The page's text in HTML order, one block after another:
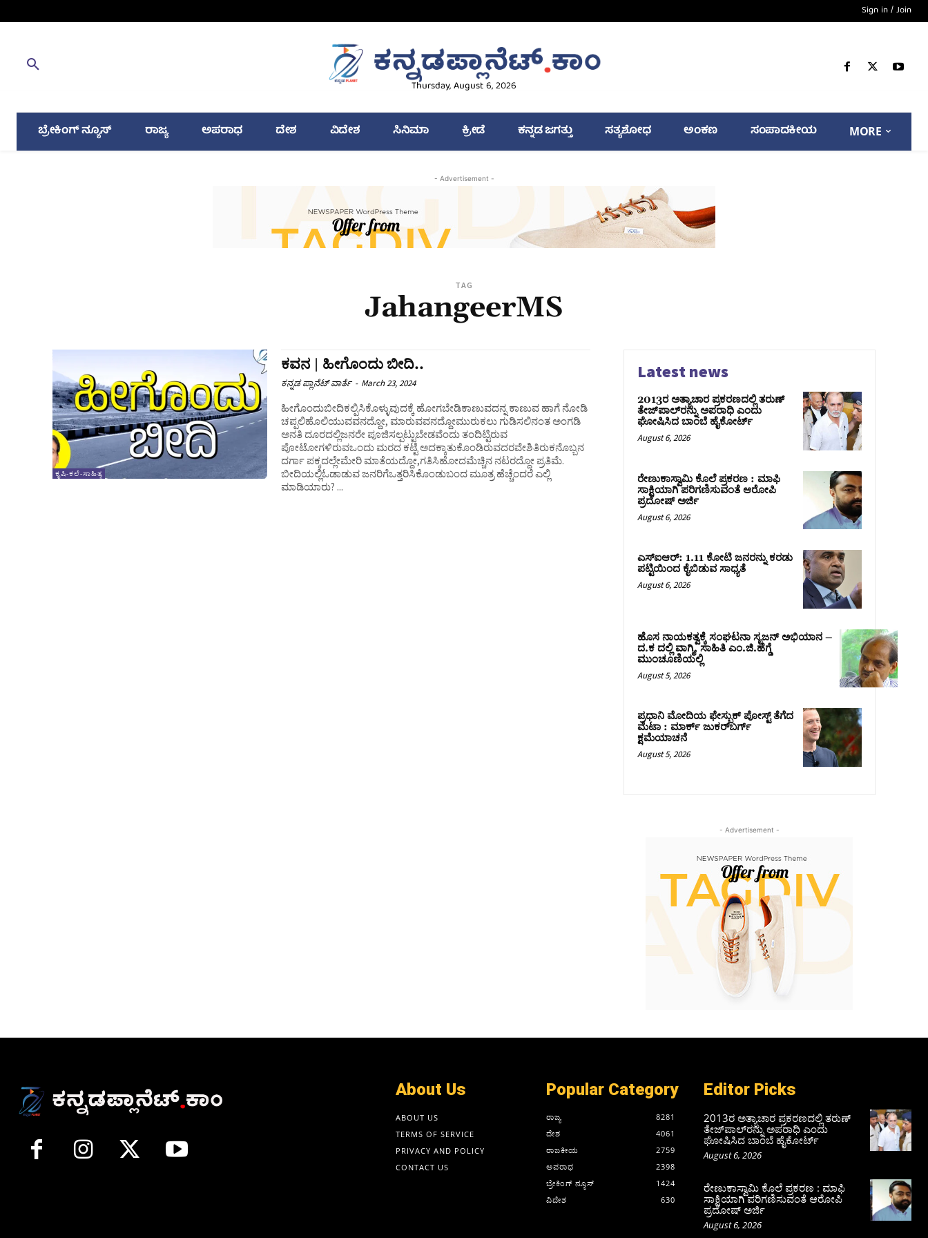
Sign in / Join
Thursday, August 6, 2026
ಬ್ರೇಕಿಂಗ್ ನ್ಯೂಸ್ ರಾಜ್ಯ ಅಪರಾಧ ದೇಶ ವಿದೇಶ ಸಿನಿಮಾ ಕ್ರೀಡೆ ಕನ್ನಡ ಜಗತ್ತು ಸತ್ಯಶೋಧ ಅಂಕಣ ಸಂಪಾದಕೀಯ MORE
- Advertisement -
TAG
JahangeerMS
ಕೃಷಿ-ಕಲೆ-ಸಾಹಿತ್ಯ
ಕವನ | ಹೀಗೊಂದು ಬೀದಿ..
ಕನ್ನಡ ಪ್ಲಾನೆಟ್ ವಾರ್ತೆ - March 23, 2024
ಹೀಗೊಂದುಬೀದಿಕಲ್ಪಿಸಿಕೊಳ್ಳುವುದಕ್ಕೆ ಹೋಗಬೇಡಿಕಾಣುವದನ್ನ ಕಾಣುವ ಹಾಗೆ ನೋಡಿ
ಚಪ್ಪಲಿಹೊಲಿಯುವವನದ್ದೋ, ಮಾರುವವನದ್ದೋಮುರುಕಲು ಗುಡಿಸಲಿನಂತ ಅಂಗಡಿ
ಅನತಿ ದೂರದಲ್ಲಿಜನರೇ ಪೂಜಿಸಲ್ಪಟ್ಟುಬೇಡವೆಂದು ತಂದಿಟ್ಟಿರುವ
ಪೋಟೋಗಳಿರುವಒಂದು ಮರದ ಕಟ್ಟೆ ಅದಕ್ಕಾತುಕೊಂಡಿರುವದರವೇಶಿತಿರುಕನೊಬ್ಬನ
ದರ್ಗಾ ಪಕ್ಕದಲ್ಲೇಮೇರಿ ಮಾತೆಯದ್ದೋ,ಗತಿಸಿಹೋದಮೆಚ್ಚಿನ ನಟರದ್ದೋ ಪ್ರತಿಮೆ.
ಬೀದಿಯಲ್ಲಿಓಡಾಡುವ ಜನರಿಗೆಒತ್ತರಿಸಿಕೊಂಡುಬಂದ ಮೂತ್ರ ಹೆಚ್ಚೆಂದರೆ ಎಲ್ಲಿ
ಮಾಡಿಯಾರು? ...
Latest news
2013ರ ಅತ್ಯಾಚಾರ ಪ್ರಕರಣದಲ್ಲಿ ತರುಣ್
ತೇಜ್‌ಪಾಲ್‌ರನ್ನು ಅಪರಾಧಿ ಎಂದು
ಘೋಷಿಸಿದ ಬಾಂಬೆ ಹೈಕೋರ್ಟ್
August 6, 2026
ರೇಣುಕಾಸ್ವಾಮಿ ಕೊಲೆ ಪ್ರಕರಣ : ಮಾಫಿ
ಸಾಕ್ಷಿಯಾಗಿ ಪರಿಗಣಿಸುವಂತೆ ಆರೋಪಿ
ಪ್ರದೋಷ್‌ ಅರ್ಜಿ
August 6, 2026
ಎಸ್‌ಐಆರ್‌: 1.11 ಕೋಟಿ ಜನರನ್ನು ಕರಡು
ಪಟ್ಟಿಯಿಂದ ಕೈಬಿಡುವ ಸಾಧ್ಯತೆ
August 6, 2026
ಹೊಸ ನಾಯಕತ್ವಕ್ಕೆ ಸಂಘಟನಾ ಸೃಜನ್ ಅಭಿಯಾನ –
ದ.ಕ ದಲ್ಲಿ ವಾಗ್ಮಿ, ಸಾಹಿತಿ ಎಂ.ಜಿ.ಹೆಗ್ಡೆ
ಮುಂಚೂಣಿಯಲ್ಲಿ
August 5, 2026
ಪ್ರಧಾನಿ ಮೋದಿಯ ಫೇಸ್ಬುಕ್‌ ಪೋಸ್ಟ್‌ ತೆಗೆದ
ಮೆಟಾ : ಮಾರ್ಕ್ ಜುಕರ್‌ಬರ್ಗ್
ಕ್ಷಮೆಯಾಚನೆ
August 5, 2026
- Advertisement -
About Us
ABOUT US
TERMS OF SERVICE
PRIVACY AND POLICY
CONTACT US
Popular Category
ರಾಜ್ಯ
8281
ದೇಶ
4061
ರಾಜಕೀಯ
2759
ಅಪರಾಧ
2398
ಬ್ರೇಕಿಂಗ್ ನ್ಯೂಸ್
1424
ವಿದೇಶ
630
Editor Picks
2013ರ ಅತ್ಯಾಚಾರ ಪ್ರಕರಣದಲ್ಲಿ ತರುಣ್
ತೇಜ್‌ಪಾಲ್‌ರನ್ನು ಅಪರಾಧಿ ಎಂದು
ಘೋಷಿಸಿದ ಬಾಂಬೆ ಹೈಕೋರ್ಟ್
August 6, 2026
ರೇಣುಕಾಸ್ವಾಮಿ ಕೊಲೆ ಪ್ರಕರಣ : ಮಾಫಿ
ಸಾಕ್ಷಿಯಾಗಿ ಪರಿಗಣಿಸುವಂತೆ ಆರೋಪಿ
ಪ್ರದೋಷ್‌ ಅರ್ಜಿ
August 6, 2026